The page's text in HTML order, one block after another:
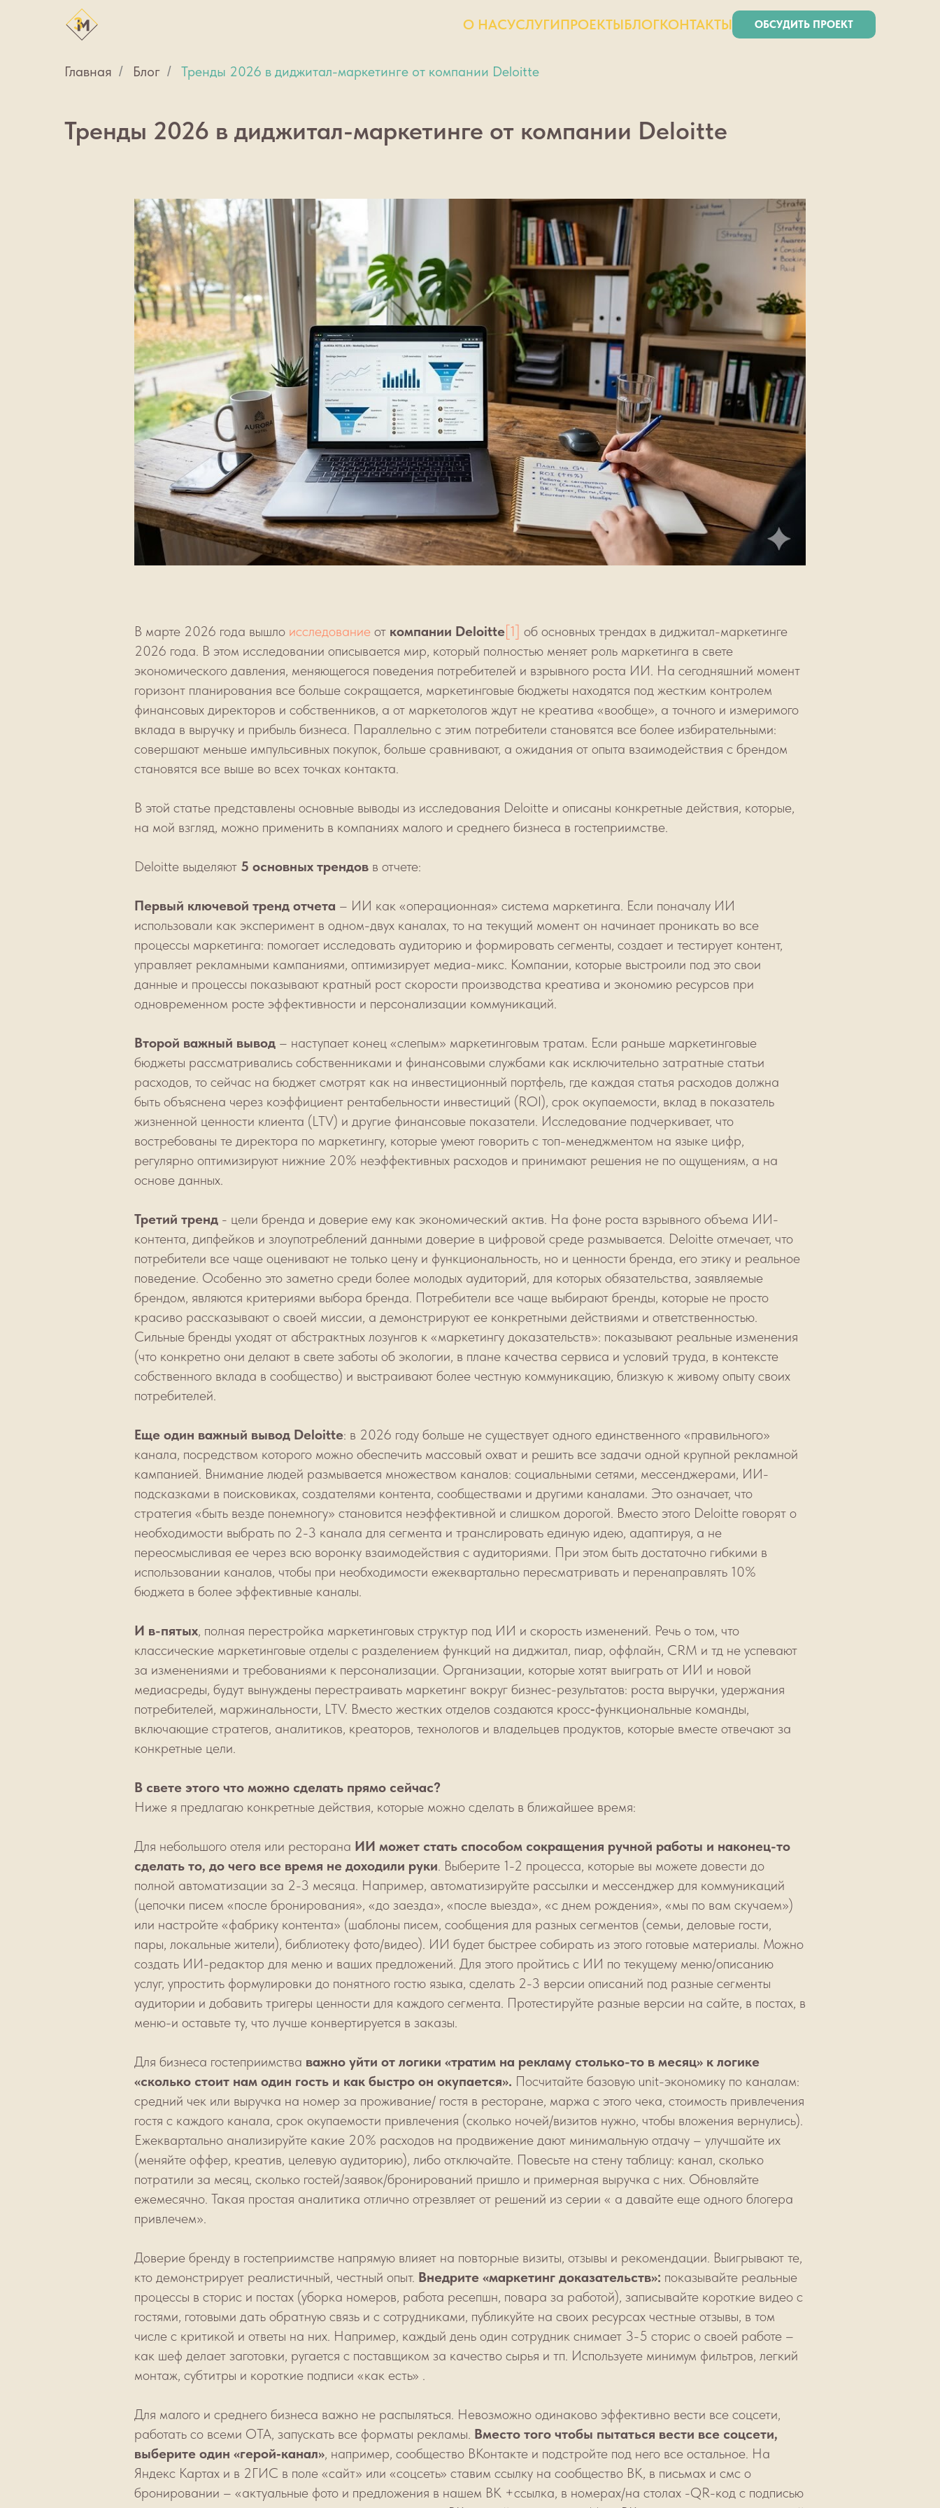
О НАСУСЛУГИПРОЕКТЫБЛОГКОНТАКТЫ ОБСУДИТЬ ПРОЕКТ
Главная / Блог / Тренды 2026 в диджитал-маркетинге от компании Deloitte
Тренды 2026 в диджитал-маркетинге от компании Deloitte
В марте 2026 года вышло исследование от компании Deloitte[1] об основных трендах в диджитал-маркетинге
2026 года. В этом исследовании описывается мир, который полностью меняет роль маркетинга в свете
экономического давления, меняющегося поведения потребителей и взрывного роста ИИ. На сегодняшний момент
горизонт планирования все больше сокращается, маркетинговые бюджеты находятся под жестким контролем
финансовых директоров и собственников, а от маркетологов ждут не креатива «вообще», а точного и измеримого
вклада в выручку и прибыль бизнеса. Параллельно с этим потребители становятся все более избирательными:
совершают меньше импульсивных покупок, больше сравнивают, а ожидания от опыта взаимодействия с брендом
становятся все выше во всех точках контакта.
В этой статье представлены основные выводы из исследования Deloitte и описаны конкретные действия, которые,
на мой взгляд, можно применить в компаниях малого и среднего бизнеса в гостеприимстве.
Deloitte выделяют 5 основных трендов в отчете:
Первый ключевой тренд отчета – ИИ как «операционная» система маркетинга. Если поначалу ИИ
использовали как эксперимент в одном-двух каналах, то на текущий момент он начинает проникать во все
процессы маркетинга: помогает исследовать аудиторию и формировать сегменты, создает и тестирует контент,
управляет рекламными кампаниями, оптимизирует медиа-микс. Компании, которые выстроили под это свои
данные и процессы показывают кратный рост скорости производства креатива и экономию ресурсов при
одновременном росте эффективности и персонализации коммуникаций.
Второй важный вывод – наступает конец «слепым» маркетинговым тратам. Если раньше маркетинговые
бюджеты рассматривались собственниками и финансовыми службами как исключительно затратные статьи
расходов, то сейчас на бюджет смотрят как на инвестиционный портфель, где каждая статья расходов должна
быть объяснена через коэффициент рентабельности инвестиций (ROI), срок окупаемости, вклад в показатель
жизненной ценности клиента (LTV) и другие финансовые показатели. Исследование подчеркивает, что
востребованы те директора по маркетингу, которые умеют говорить с топ-менеджментом на языке цифр,
регулярно оптимизируют нижние 20% неэффективных расходов и принимают решения не по ощущениям, а на
основе данных.
Третий тренд - цели бренда и доверие ему как экономический актив. На фоне роста взрывного объема ИИ-
контента, дипфейков и злоупотреблений данными доверие в цифровой среде размывается. Deloitte отмечает, что
потребители все чаще оценивают не только цену и функциональность, но и ценности бренда, его этику и реальное
поведение. Особенно это заметно среди более молодых аудиторий, для которых обязательства, заявляемые
брендом, являются критериями выбора бренда. Потребители все чаще выбирают бренды, которые не просто
красиво рассказывают о своей миссии, а демонстрируют ее конкретными действиями и ответственностью.
Сильные бренды уходят от абстрактных лозунгов к «маркетингу доказательств»: показывают реальные изменения
(что конкретно они делают в свете заботы об экологии, в плане качества сервиса и условий труда, в контексте
собственного вклада в сообщество) и выстраивают более честную коммуникацию, близкую к живому опыту своих
потребителей.
Еще один важный вывод Deloitte: в 2026 году больше не существует одного единственного «правильного»
канала, посредством которого можно обеспечить массовый охват и решить все задачи одной крупной рекламной
кампанией. Внимание людей размывается множеством каналов: социальными сетями, мессенджерами, ИИ-
подсказками в поисковиках, создателями контента, сообществами и другими каналами. Это означает, что
стратегия «быть везде понемногу» становится неэффективной и слишком дорогой. Вместо этого Deloitte говорят о
необходимости выбрать по 2-3 канала для сегмента и транслировать единую идею, адаптируя, а не
переосмысливая ее через всю воронку взаимодействия с аудиториями. При этом быть достаточно гибкими в
использовании каналов, чтобы при необходимости ежеквартально пересматривать и перенаправлять 10%
бюджета в более эффективные каналы.
И в-пятых, полная перестройка маркетинговых структур под ИИ и скорость изменений. Речь о том, что
классические маркетинговые отделы с разделением функций на диджитал, пиар, оффлайн, CRM и тд не успевают
за изменениями и требованиями к персонализации. Организации, которые хотят выиграть от ИИ и новой
медиасреды, будут вынуждены перестраивать маркетинг вокруг бизнес-результатов: роста выручки, удержания
потребителей, маржинальности, LTV. Вместо жестких отделов создаются кросс‑функциональные команды,
включающие стратегов, аналитиков, креаторов, технологов и владельцев продуктов, которые вместе отвечают за
конкретные цели.
В свете этого что можно сделать прямо сейчас?
Ниже я предлагаю конкретные действия, которые можно сделать в ближайшее время:
Для небольшого отеля или ресторана ИИ может стать способом сокращения ручной работы и наконец-то
сделать то, до чего все время не доходили руки. Выберите 1-2 процесса, которые вы можете довести до
полной автоматизации за 2-3 месяца. Например, автоматизируйте рассылки и мессенджер для коммуникаций
(цепочки писем «после бронирования», «до заезда», «после выезда», «с днем рождения», «мы по вам скучаем»)
или настройте «фабрику контента» (шаблоны писем, сообщения для разных сегментов (семьи, деловые гости,
пары, локальные жители), библиотеку фото/видео). ИИ будет быстрее собирать из этого готовые материалы. Можно
создать ИИ-редактор для меню и ваших предложений. Для этого пройтись с ИИ по текущему меню/описанию
услуг, упростить формулировки до понятного гостю языка, сделать 2-3 версии описаний под разные сегменты
аудитории и добавить тригеры ценности для каждого сегмента. Протестируйте разные версии на сайте, в постах, в
меню-и оставьте ту, что лучше конвертируется в заказы.
Для бизнеса гостеприимства важно уйти от логики «тратим на рекламу столько-то в месяц» к логике
«сколько стоит нам один гость и как быстро он окупается». Посчитайте базовую unit-экономику по каналам:
средний чек или выручка на номер за проживание/ гостя в ресторане, маржа с этого чека, стоимость привлечения
гостя с каждого канала, срок окупаемости привлечения (сколько ночей/визитов нужно, чтобы вложения вернулись).
Ежеквартально анализируйте какие 20% расходов на продвижение дают минимальную отдачу – улучшайте их
(меняйте оффер, креатив, целевую аудиторию), либо отключайте. Повесьте на стену таблицу: канал, сколько
потратили за месяц, сколько гостей/заявок/бронирований пришло и примерная выручка с них. Обновляйте
ежемесячно. Такая простая аналитика отлично отрезвляет от решений из серии « а давайте еще одного блогера
привлечем».
Доверие бренду в гостеприимстве напрямую влияет на повторные визиты, отзывы и рекомендации. Выигрывают те,
кто демонстрирует реалистичный, честный опыт. Внедрите «маркетинг доказательств»: показывайте реальные
процессы в сторис и постах (уборка номеров, работа ресепшн, повара за работой), записывайте короткие видео с
гостями, готовыми дать обратную связь и с сотрудниками, публикуйте на своих ресурсах честные отзывы, в том
числе с критикой и ответы на них. Например, каждый день один сотрудник снимает 3-5 сторис о своей работе –
как шеф делает заготовки, ругается с поставщиком за качество сырья и тп. Используете минимум фильтров, легкий
монтаж, субтитры и короткие подписи «как есть» .
Для малого и среднего бизнеса важно не распыляться. Невозможно одинаково эффективно вести все соцсети,
работать со всеми ОТА, запускать все форматы рекламы. Вместо того чтобы пытаться вести все соцсети,
выберите один «герой‑канал», например, сообщество ВКонтакте и подстройте под него все остальное. На
Яндекс Картах и в 2ГИС в поле «сайт» или «соцсеть» ставим ссылку на сообщество ВК, в письмах и смс о
бронировании – «актуальные фото и предложения в нашем ВК +ссылка, в номерах/на столах -QR-код с подписью